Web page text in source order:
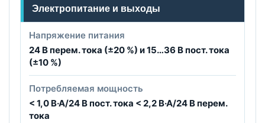
Электропитание и выходы
Напряжение питания
24 В перем. тока (±20 %) и 15…36 В пост. тока
(±10 %)
Потребляемая мощность
< 1,0 В·А/24 В пост. тока < 2,2 В·А/24 В перем.
тока